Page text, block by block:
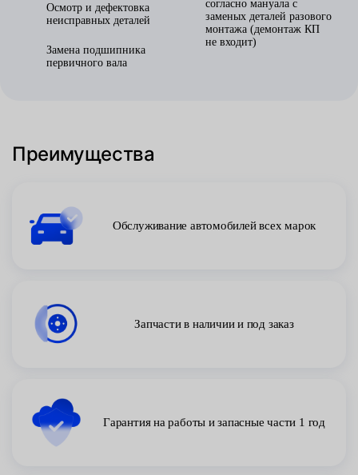
Осмотр и дефектовка
неисправных деталей
Замена подшипника
первичного вала
согласно мануала с
заменых деталей разового
монтажа (демонтаж КП
не входит)
Преимущества
Обслуживание автомобилей всех марок
Запчасти в наличии и под заказ
Гарантия на работы и запасные части 1 год